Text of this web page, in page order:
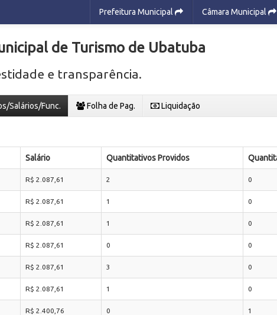
Prefeitura Municipal Câmara Municipal
de Turismo de Ubatuba
e transparência.
Salários/Func. Folha de Pag. Liquidação
Salário Quantitativos Providos
R$ 2.087,61 2 0
R$ 2.087,61 1 0
R$ 2.087,61 1 0
R$ 2.087,61 0 0
R$ 2.087,61 3 0
R$ 2.087,61 1 0
R$ 2.400,76 0 1